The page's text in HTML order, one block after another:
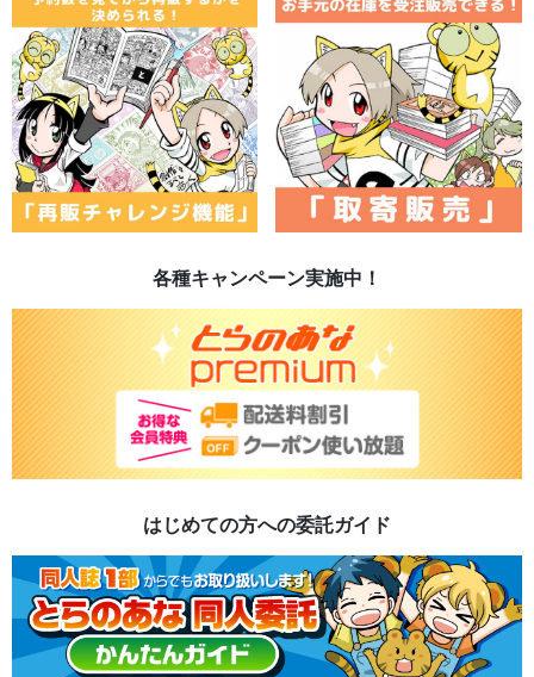
各種キャンペーン実施中！
はじめての方への委託ガイド